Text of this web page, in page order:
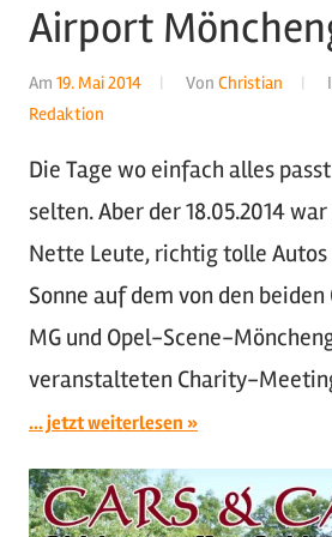
Airport
Am 19. Mai 2014 Von Christian
Redaktion
Die Tage wo einfach alles
selten. Aber der 18.05.2014
Nette Leute, richtig tolle
Sonne auf dem von den
MG und Opel-Scene-
veranstalteten Charity-
... jetzt weiterlesen